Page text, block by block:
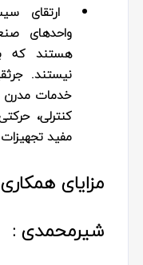
ارتقای
واحدهای
هستند که
نیستند.
خدمات مدرن‌
کنترلی،
مفید
مزایای
شیرمحمدی :